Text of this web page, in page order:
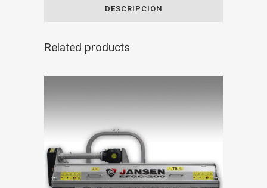
DESCRIPCIÓN
Related products